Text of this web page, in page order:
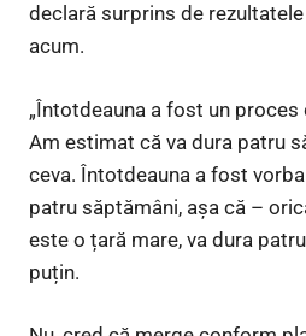
declară surprins de
acum.
„Întotdeauna a fost un
Am estimat că va dura patru
ceva. Întotdeauna a fost
patru săptămâni, așa că –
este o țară mare, va dura
puțin.